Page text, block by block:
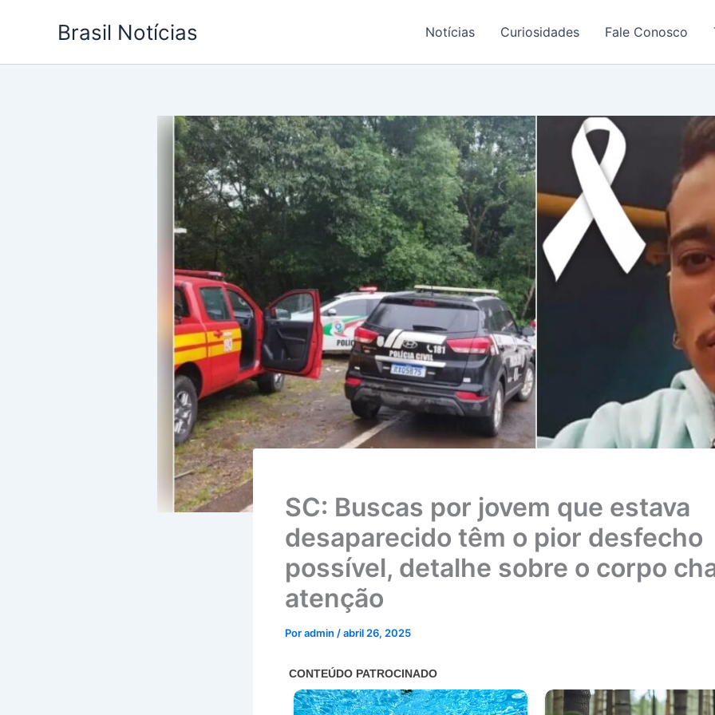
Brasil Notícias Notícias Curiosidades Fale Conosco
SC: Buscas por jovem que estava
desaparecido têm o pior desfecho
possível, detalhe sobre o corpo
atenção
Poradmin /abril 26, 2025